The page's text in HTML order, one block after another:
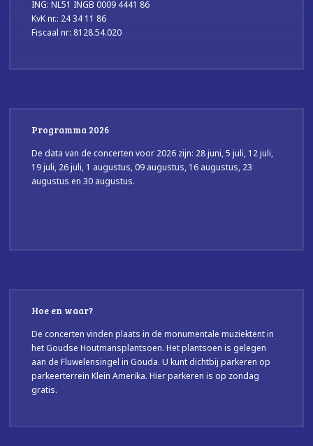
ING: NL51 INGB 0009 4441 86
KvK nr.: 24 34 11 86
Fiscaal nr: 8128.54.020
Programma 2026
De data van de concerten voor 2026 zijn: 28 juni, 5 juli, 12 juli,
19 juli, 26 juli, 1 augustus, 09 augustus, 16 augustus, 23
augustus en 30 augustus.
Hoe en waar?
De concerten vinden plaats in de monumentale muziektent in
het Goudse Houtmansplantsoen. Het plantsoen is gelegen
aan de Fluwelensingel in Gouda. U kunt dichtbij parkeren op
parkeerterrein Klein Amerika. Hier parkeren is op zondag
gratis.